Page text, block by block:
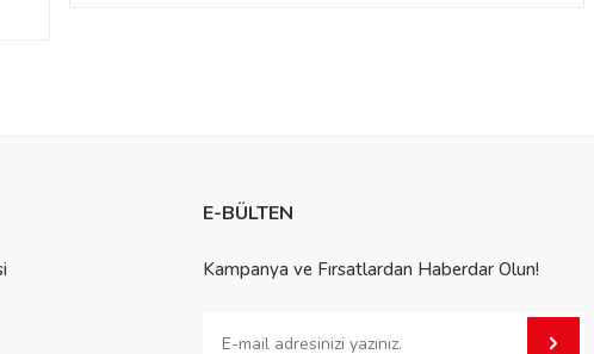
E-BÜLTEN
Kampanya ve Fırsatlardan Haberdar Olun!